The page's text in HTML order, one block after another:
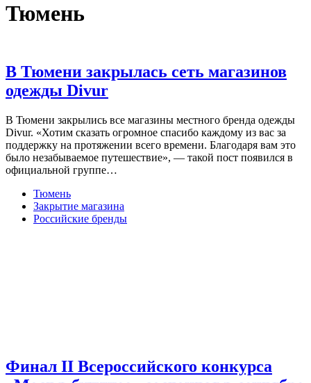
Тюмень
В Тюмени закрылась сеть магазинов
одежды Divur
В Тюмени закрылись все магазины местного бренда одежды
Divur. «Хотим сказать огромное спасибо каждому из вас за
поддержку на протяжении всего времени. Благодаря вам это
было незабываемое путешествие», — такой пост появился в
официальной группе…
Тюмень
Закрытие магазина
Российские бренды
Финал II Всероссийского конкурса